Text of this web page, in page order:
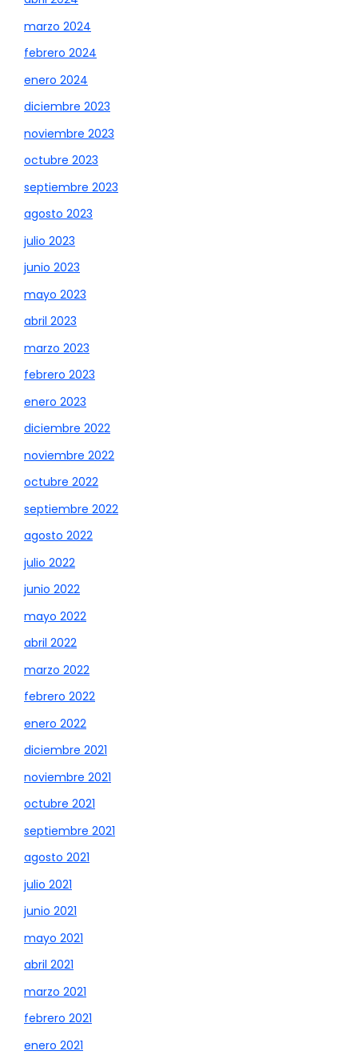
marzo 2024
febrero 2024
enero 2024
diciembre 2023
noviembre 2023
octubre 2023
septiembre 2023
agosto 2023
julio 2023
junio 2023
mayo 2023
abril 2023
marzo 2023
febrero 2023
enero 2023
diciembre 2022
noviembre 2022
octubre 2022
septiembre 2022
agosto 2022
julio 2022
junio 2022
mayo 2022
abril 2022
marzo 2022
febrero 2022
enero 2022
diciembre 2021
noviembre 2021
octubre 2021
septiembre 2021
agosto 2021
julio 2021
junio 2021
mayo 2021
abril 2021
marzo 2021
febrero 2021
enero 2021